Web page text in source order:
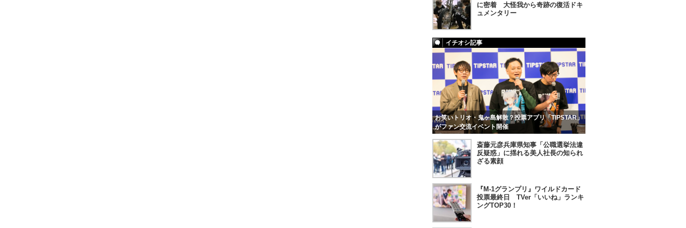
に密着 大怪我から奇跡の復活ドキ
ュメンタリー
イチオシ記事
お笑いトリオ・鬼ヶ島解散？投票アプリ「TIPSTAR」
がファン交流イベント開催
斎藤元彦兵庫県知事「公職選挙法違
反疑惑」に揺れる美人社長の知られ
ざる素顔
『M-1グランプリ』ワイルドカード
投票最終日 TVer「いいね」ランキ
ングTOP30！